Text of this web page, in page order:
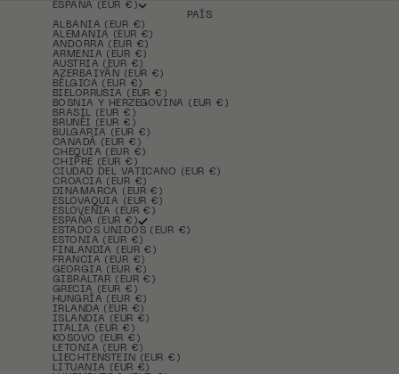
ESPAÑA (EUR €)
PAÍS
ALBANIA (EUR €)
ALEMANIA (EUR €)
ANDORRA (EUR €)
ARMENIA (EUR €)
AUSTRIA (EUR €)
AZERBAIYÁN (EUR €)
BÉLGICA (EUR €)
BIELORRUSIA (EUR €)
BOSNIA Y HERZEGOVINA (EUR €)
BRASIL (EUR €)
BRUNÉI (EUR €)
BULGARIA (EUR €)
CANADÁ (EUR €)
CHEQUIA (EUR €)
CHIPRE (EUR €)
CIUDAD DEL VATICANO (EUR €)
CROACIA (EUR €)
DINAMARCA (EUR €)
ESLOVAQUIA (EUR €)
ESLOVENIA (EUR €)
ESPAÑA (EUR €)
ESTADOS UNIDOS (EUR €)
ESTONIA (EUR €)
FINLANDIA (EUR €)
FRANCIA (EUR €)
GEORGIA (EUR €)
GIBRALTAR (EUR €)
GRECIA (EUR €)
HUNGRÍA (EUR €)
IRLANDA (EUR €)
ISLANDIA (EUR €)
ITALIA (EUR €)
KOSOVO (EUR €)
LETONIA (EUR €)
LIECHTENSTEIN (EUR €)
LITUANIA (EUR €)